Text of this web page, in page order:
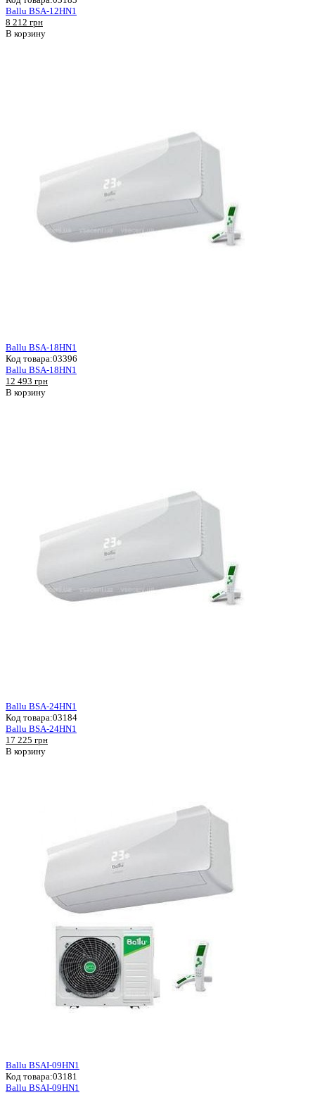
Ballu BSA-12HN1
8 212 грн
В корзину
Ballu BSA-18HN1
Код товара:03396
Ballu BSA-18HN1
12 493 грн
В корзину
Ballu BSA-24HN1
Код товара:03184
Ballu BSA-24HN1
17 225 грн
В корзину
Ballu BSAI-09HN1
Код товара:03181
Ballu BSAI-09HN1